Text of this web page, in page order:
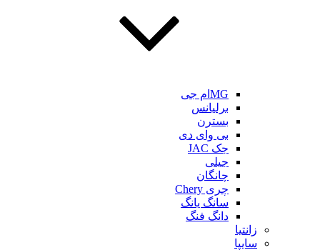
MGام جی
برلیانس
بسترن
بی وای دی
جک JAC
جیلی
چانگان
چری Chery
سانگ یانگ
دانگ فنگ
زانتیا
سایپا